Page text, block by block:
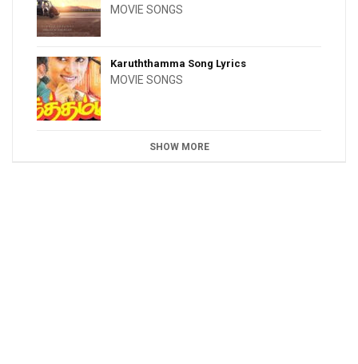
MOVIE SONGS
Karuththamma Song Lyrics
MOVIE SONGS
SHOW MORE